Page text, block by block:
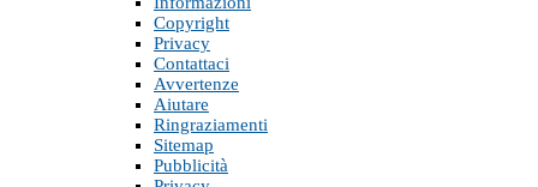
Copyright
Privacy
Contattaci
Avvertenze
Aiutare
Ringraziamenti
Sitemap
Pubblicità